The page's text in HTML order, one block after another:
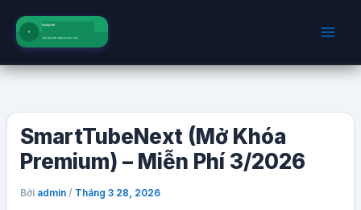
dung
SmartTubeNext (Mở Khóa
Premium) – Miễn Phí 3/2026
Bởi admin / Tháng 3 28, 2026